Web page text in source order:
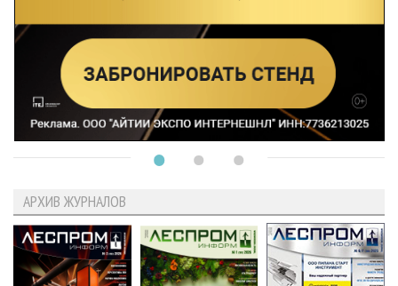
АРХИВ ЖУРНАЛОВ